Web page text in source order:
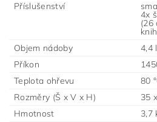
Příslušenství
4x
(26
Objem nádoby
4,4 l
Příkon
Teplota ohřevu
80
Rozměry (Š x V x H)
35
Hmotnost
3,7